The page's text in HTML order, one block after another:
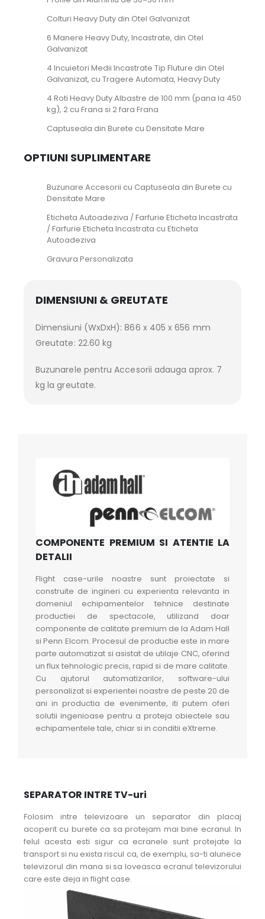
Colturi Heavy Duty din Otel Galvanizat
6 Manere Heavy Duty, Incastrate, din Otel
Galvanizat
4 Incuietori Medii Incastrate Tip Fluture din Otel
Galvanizat, cu Tragere Automata, Heavy Duty
4 Roti Heavy Duty Albastre de 100 mm (pana la 450
kg), 2 cu Frana si 2 fara Frana
Captuseala din Burete cu Densitate Mare
OPTIUNI SUPLIMENTARE
Buzunare Accesorii cu Captuseala din Burete cu
Densitate Mare
Eticheta Autoadeziva / Farfurie Eticheta Incastrata
/ Farfurie Eticheta Incastrata cu Eticheta
Autoadeziva
Gravura Personalizata
DIMENSIUNI & GREUTATE
Dimensiuni (WxDxH): 866 x 405 x 656 mm
Greutate: 22.60 kg
Buzunarele pentru Accesorii adauga aprox. 7
kg la greutate.
COMPONENTE PREMIUM SI ATENTIE LA
DETALII
Flight case-urile noastre sunt proiectate si
construite de ingineri cu experienta relevanta in
domeniul echipamentelor tehnice destinate
productiei de spectacole, utilizand doar
componente de calitate premium de la Adam Hall
si Penn Elcom. Procesul de productie este in mare
parte automatizat si asistat de utilaje CNC, oferind
un flux tehnologic precis, rapid si de mare calitate.
Cu ajutorul automatizarilor, software-ului
personalizat si experientei noastre de peste 20 de
ani in productia de evenimente, iti putem oferi
solutii ingenioase pentru a proteja obiectele sau
echipamentele tale, chiar si in conditii eXtreme.
SEPARATOR INTRE TV-uri
Folosim intre televizoare un separator din placaj
acoperit cu burete ca sa protejam mai bine ecranul. In
felul acesta esti sigur ca ecranele sunt protejate la
transport si nu exista riscul ca, de exemplu, sa-ti alunece
televizorul din mana si sa loveasca ecranul televizorului
care este deja in flight case.